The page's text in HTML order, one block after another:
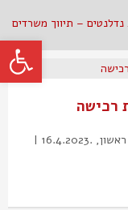
רכישה
|
פתח